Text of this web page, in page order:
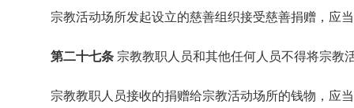
宗教活动场所发起设立的慈善组织接受慈善捐赠，应
第二十七条 宗教教职人员和其他任何人员不得将宗教
宗教教职人员接收的捐赠给宗教活动场所的钱物，应